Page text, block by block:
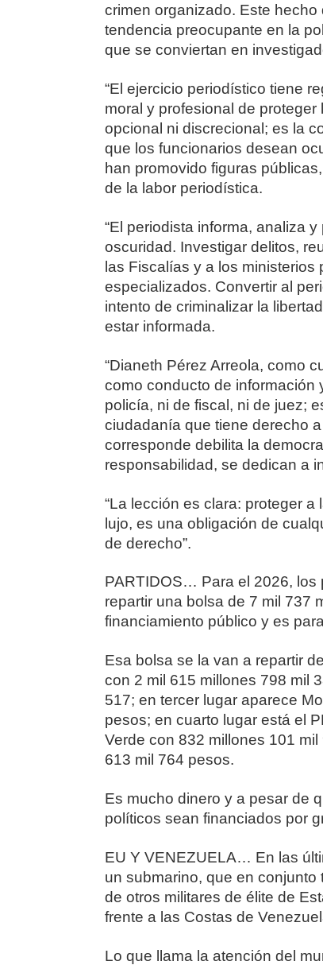
crimen organizado. Este
tendencia preocupante en la
que se conviertan en
“El ejercicio periodístico tiene
moral y profesional de
opcional ni discrecional; es la
que los funcionarios desean
han promovido figuras
de la labor periodística.
“El periodista informa, analiza
oscuridad. Investigar delitos,
las Fiscalías y a los
especializados. Convertir al
intento de criminalizar la
estar informada.
“Dianeth Pérez Arreola, como
como conducto de información
policía, ni de fiscal, ni de juez;
ciudadanía que tiene derecho
corresponde debilita la
responsabilidad, se dedican a
“La lección es clara: proteger
lujo, es una obligación de
de derecho”.
PARTIDOS… Para el 2026, los
repartir una bolsa de 7 mil 737
financiamiento público y es
Esa bolsa se la van a repartir
con 2 mil 615 millones 798 mil
517; en tercer lugar aparece
pesos; en cuarto lugar está el
Verde con 832 millones 101
613 mil 764 pesos.
Es mucho dinero y a pesar de
políticos sean financiados por
EU Y VENEZUELA… En las
un submarino, que en
de otros militares de élite de
frente a las Costas de
Lo que llama la atención del